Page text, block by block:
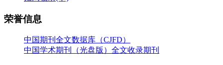
荣誉信息
中国期刊全文数据库（CJFD）
中国学术期刊（光盘版）全文收录期刊